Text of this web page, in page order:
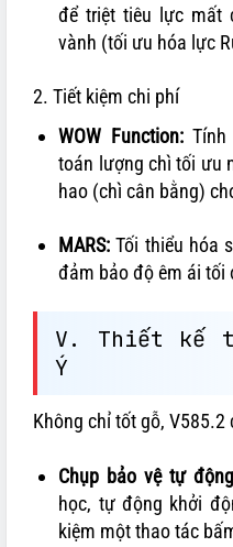
để triệt tiêu lực mất
vành (tối ưu hóa lực
2. Tiết kiệm chi phí
WOW Function:Tính
toán lượng chì tối ưu
hao (chì cân bằng)
MARS: Tối thiểu hóa
đảm bảo độ êm ái tối
V. Thiết kế
Ý
Không chỉ tốt gỗ,
Chụp bảo vệ tự
học, tự động khởi
kiệm một thao tác